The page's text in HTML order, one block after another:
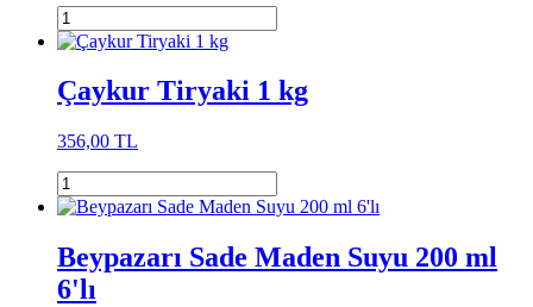
Çaykur Tiryaki 1 kg
356,00 TL
Beypazarı Sade Maden Suyu 200 ml
6'lı